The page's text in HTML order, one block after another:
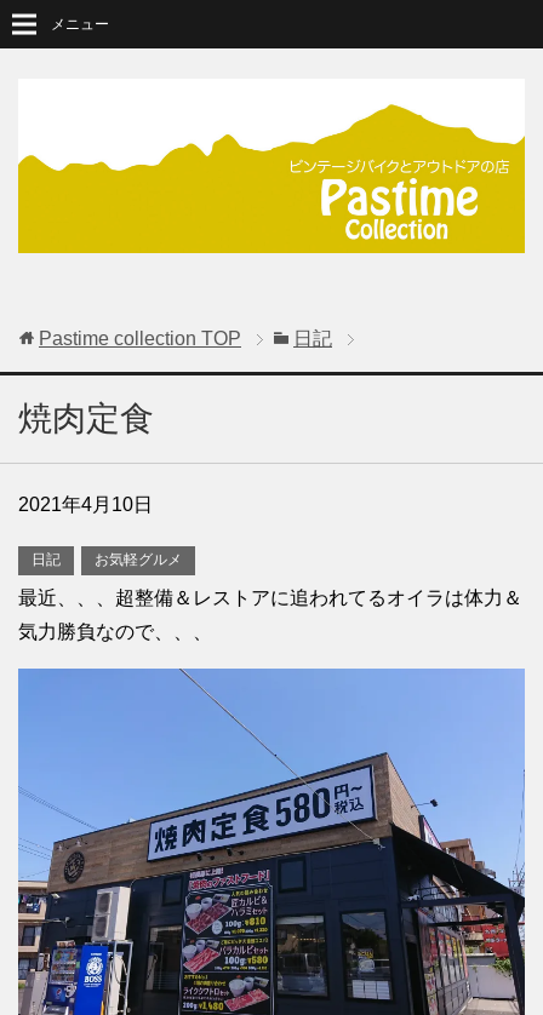
メニュー
Pastime collection TOP 日記
焼肉定食
2021年4月10日
日記 お気軽グルメ
最近、、、超整備＆レストアに追われてるオイラは体力＆
気力勝負なので、、、